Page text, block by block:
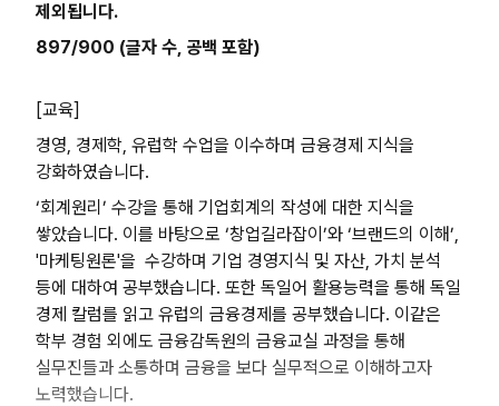
제외됩니다.
897/900 (글자 수, 공백 포함)
[교육]
경영, 경제학, 유럽학 수업을 이수하며 금융경제 지식을
강화하였습니다.
‘회계원리’ 수강을 통해 기업회계의 작성에 대한 지식을
쌓았습니다. 이를 바탕으로 ‘창업길라잡이’와 ‘브랜드의 이해’,
'마케팅원론'을 수강하며 기업 경영지식 및 자산, 가치 분석
등에 대하여 공부했습니다. 또한 독일어 활용능력을 통해 독일
경제 칼럼를 읽고 유럽의 금융경제를 공부했습니다. 이같은
학부 경험 외에도 금융감독원의 금융교실 과정을 통해
실무진들과 소통하며 금융을 보다 실무적으로 이해하고자
노력했습니다.